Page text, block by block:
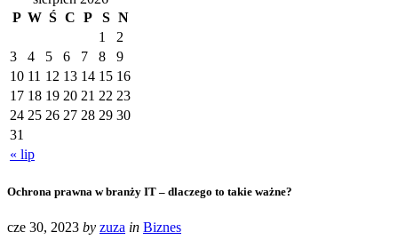
P W Ś C P S N
« lip
1
2
3
4 5 6 7 8
9
10 11 12 13 14 15 16
17 18 19 20 21 22 23
24 25 26 27 28 29 30
31
Ochrona prawna w branży IT – dlaczego to takie ważne?
cze 30, 2023 by zuza in Biznes